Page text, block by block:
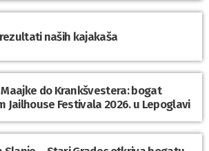
naših kajakaša
Maajke do Krankšvestera: bogat
Jailhouse Festivala 2026. u Lepoglavi